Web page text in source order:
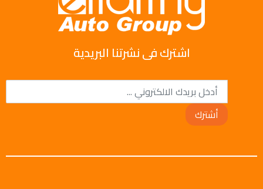
اشترك فى نشرتنا البريدية
أشترك